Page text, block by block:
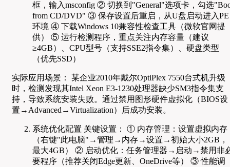
框，输入msconfig ② 切换到"General"选项卡，勾选
from CD/DVD" ③ 保存设置后重启，从U盘启动进入PE
环境 ④ 下载Windows 10兼容性检查工具（微软官网提
供） ⑤ 运行检测程序，重点关注内存容量（建议
≥4GB）、CPU型号（支持SSE2指令集）、硬盘类型
（优先SSD）
实际应用场景： 某企业2010年戴尔OptiPlex 7550台式机升级
时，检测发现其Intel Xeon E3-1230处理器缺少SM3指令集支
持，导致系统安装失败。通过禁用图形硬件虚拟化（BIOS设
置→Advanced→Virtualization）后成功安装。
系统优化配置 关键设置： ① 内存管理：设置虚拟内存
（右键"此电脑"→管理→内存→设置→初始大小2GB，
最大4GB） ② 启动优化：任务管理器→启动→禁用非
要程序（推荐关闭Edge更新、OneDrive等） ③ 性能调